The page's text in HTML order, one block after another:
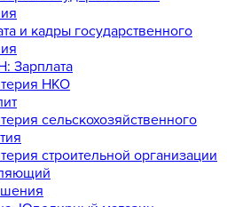
и кадры государственного
Зарплата
НКО
сельскохозяйст­венного
строительной организации